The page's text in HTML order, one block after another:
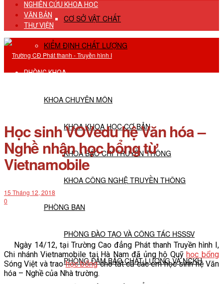
CƠ SỞ VẬT CHẤT
KIỂM ĐỊNH CHẤT LƯỢNG
PHÒNG KHOA
KHOA CHUYÊN MÔN
KHOA KHOA HỌC CƠ BẢN
KHOA BÁO CHÍ TRUYỀN THÔNG
KHOA CÔNG NGHỆ TRUYỀN THÔNG
PHÒNG BAN
PHÒNG ĐÀO TẠO VÀ CÔNG TÁC HSSSV
PHÒNG ĐẢM BẢO CHẤT LƯỢNG VÀ NCKH
NGHIÊN CỨU KHOA HỌC
VĂN BẢN
THƯ VIỆN
Học sinh VOVedu hệ Văn hóa –
Nghề nhận học bổng từ
Vietnamobile
15 Tháng 12, 2018
0
Ngày 14/12, tại Trường Cao đẳng Phát thanh Truyền hình I,
Chi nhánh Vietnamobile tại Hà Nam đã ủng hộ Quỹhọc bổng
Sóng Việt và traohọc bổngcho tất cả các em học sinh hệ Văn
hóa – Nghề của Nhà trường.